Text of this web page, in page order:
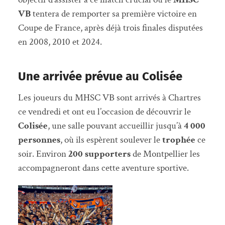
VBtentera de remporter sa première victoire en
Coupe de France, après déjà trois finales disputées
en 2008, 2010 et 2024.
Une arrivée prévue au Colisée
Les joueurs du MHSC VB sont arrivés à Chartres
ce vendredi et ont eu l’occasion de découvrir le
Colisée, une salle pouvant accueillir jusqu’à4 000
personnes, où ils espèrent soulever letrophée ce
soir. Environ200 supportersde Montpellier les
accompagneront dans cette aventure sportive.